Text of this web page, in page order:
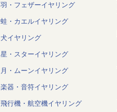
羽・フェザーイヤリング
蛙・カエルイヤリング
犬イヤリング
星・スターイヤリング
月・ムーンイヤリング
楽器・音符イヤリング
飛行機・航空機イヤリング